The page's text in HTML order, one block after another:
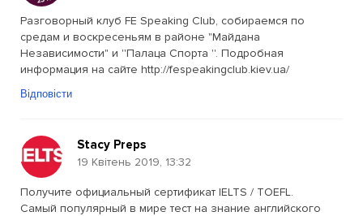
Разговорный клуб FE Speaking Club, собираемся по
средам и воскресеньям в районе "Майдана
Независимости" и ''Палаца Спорта ''. Подробная
информация на сайте http://fespeakingclub.kiev.ua/
Відповісти
Stacy Preps
19 Квітень 2019, 13:32
Получите официальный сертификат IELTS / TOEFL.
Самый популярный в мире тест на знание английского